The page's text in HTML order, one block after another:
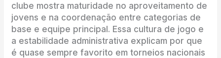
clube mostra maturidade no aproveitamento de
jovens e na coordenação entre categorias de
base e equipe principal. Essa cultura de jogo e
a estabilidade administrativa explicam por que
é quase sempre favorito em torneios nacionais